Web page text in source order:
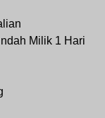
Milik 1 Hari